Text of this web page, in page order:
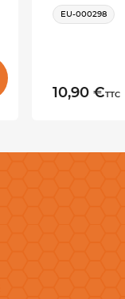
EU-000298
10,90 €TTC